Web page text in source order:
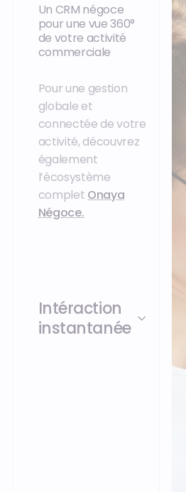
Un CRM négoce
pour une vue 360°
de votre activité
commerciale
Pour une gestion
globale et
connectée de votre
activité, découvrez
également
l’écosystème
complet Onaya
Négoce.
Intéraction
instantanée